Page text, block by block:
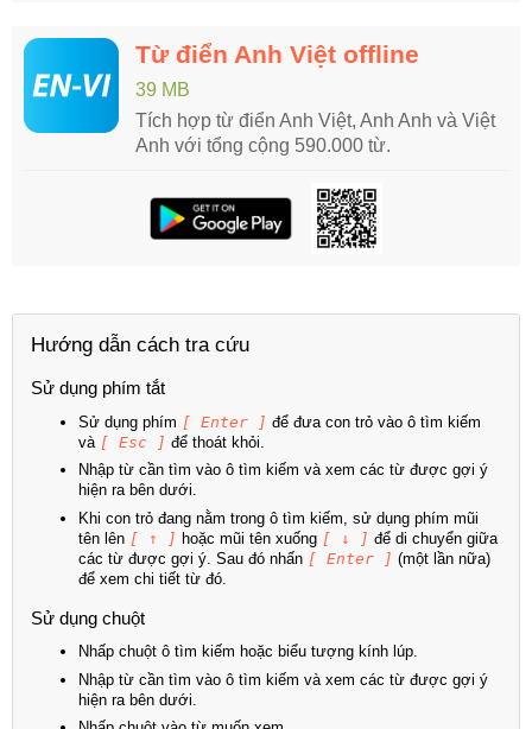
Từ điển Anh Việt offline
39 MB
Tích hợp từ điển Anh Việt, Anh Anh và Việt
Anh với tổng cộng 590.000 từ.
Hướng dẫn cách tra cứu
Sử dụng phím tắt
Sử dụng phím [ Enter ] để đưa con trỏ vào ô tìm kiếm
và [ Esc ] để thoát khỏi.
Nhập từ cần tìm vào ô tìm kiếm và xem các từ được gợi ý
hiện ra bên dưới.
Khi con trỏ đang nằm trong ô tìm kiếm, sử dụng phím mũi
tên lên [ ↑ ] hoặc mũi tên xuống [ ↓ ] để di chuyển giữa
các từ được gợi ý. Sau đó nhấn [ Enter ] (một lần nữa)
để xem chi tiết từ đó.
Sử dụng chuột
Nhấp chuột ô tìm kiếm hoặc biểu tượng kính lúp.
Nhập từ cần tìm vào ô tìm kiếm và xem các từ được gợi ý
hiện ra bên dưới.